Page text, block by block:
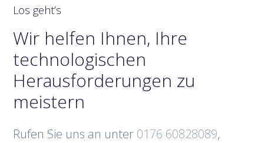
Los geht’s
Wir helfen Ihnen, Ihre
technologischen
Herausforderungen zu
meistern
Rufen Sie uns an unter 0176 60828089,